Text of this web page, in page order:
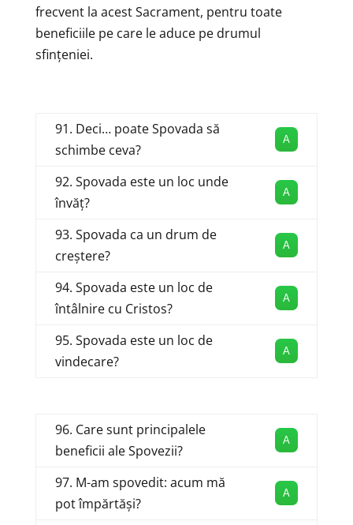
frecvent la acest Sacrament, pentru toate
beneficiile pe care le aduce pe drumul
sfințeniei.
91. Deci… poate Spovada să
schimbe ceva?
A
92. Spovada este un loc unde
învăț?
A
93. Spovada ca un drum de
creștere?
A
94. Spovada este un loc de
întâlnire cu Cristos?
A
95. Spovada este un loc de
vindecare?
A
96. Care sunt principalele
beneficii ale Spovezii?
A
97. M-am spovedit: acum mă
pot împărtăși?
A